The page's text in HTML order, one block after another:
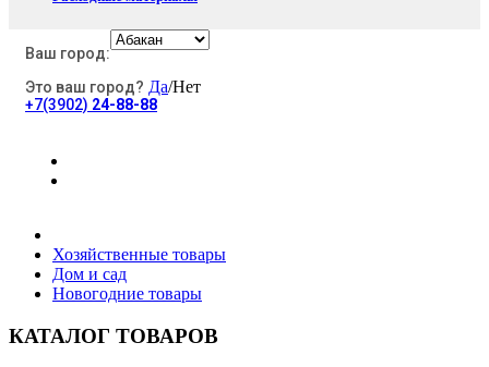
Электротовары
Ваш город:
Это ваш город? Да/Нет
+7(3902) 24-88-88
Хозяйственные товары
Дом и сад
Новогодние товары
КАТАЛОГ ТОВАРОВ